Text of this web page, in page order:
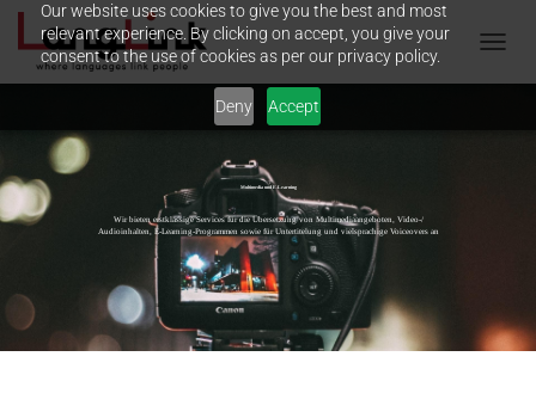
Our website uses cookies to give you the best and most
relevant experience. By clicking on accept, you give your
consent to the use of cookies as per our privacy policy.
Deny Accept
A
S
C
Multimedia und E-Learning
Wir bieten erstklassige Services für die Übersetzung von Multimediaangeboten, Video-/
Audioinhalten, E-Learning-Programmen sowie für Untertitelung und vielsprachige Voiceovers an